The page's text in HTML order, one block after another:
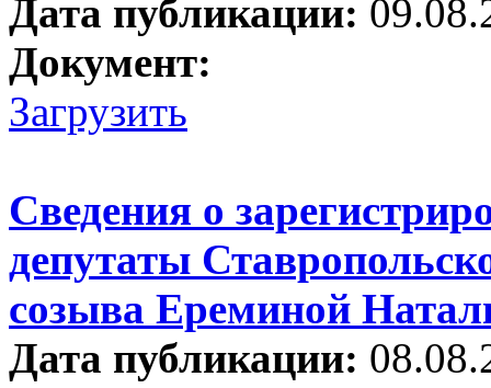
Дата публикации:
Документ:
Загрузить
Сведения о
депутаты
созыва Ереминой
Дата публикации: